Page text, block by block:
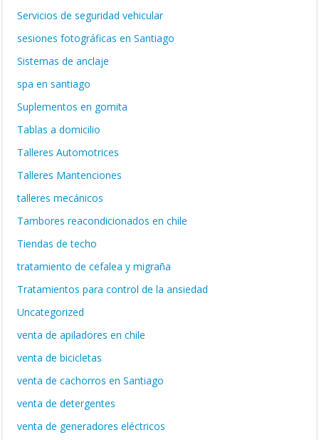
Servicios de seguridad vehicular
sesiones fotográficas en Santiago
Sistemas de anclaje
spa en santiago
Suplementos en gomita
Tablas a domicilio
Talleres Automotrices
Talleres Mantenciones
talleres mecánicos
Tambores reacondicionados en chile
Tiendas de techo
tratamiento de cefalea y migraña
Tratamientos para control de la ansiedad
Uncategorized
venta de apiladores en chile
venta de bicicletas
venta de cachorros en Santiago
venta de detergentes
venta de generadores eléctricos